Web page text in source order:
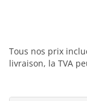
Tous nos prix
livraison, la TVA